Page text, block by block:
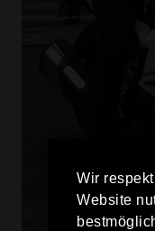
Wir
Website